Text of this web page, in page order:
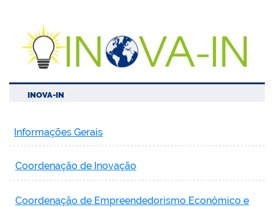
INOVA-IN
Informações Gerais
Coordenação de Inovação
Coordenação de Empreendedorismo Econômico e